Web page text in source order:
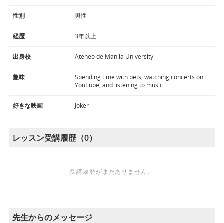
性別 男性
経歴 3年以上
出身校 Ateneo de Manila University
趣味
Spending time with pets, watching concerts on
YouTube, and listening to music
好きな映画 Joker
レッスン受講履歴（0）
受講履歴がまだありません。
先生からのメッセージ